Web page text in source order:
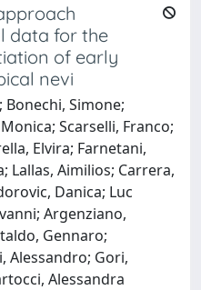
data for the
of early
nevi
Bonechi, Simone;
Scarselli, Franco;
Elvira; Farnetani,
Lallas, Aimilios; Carrera,
Danica; Luc
Argenziano,
Gennaro;
Alessandro; Gori,
Alessandra